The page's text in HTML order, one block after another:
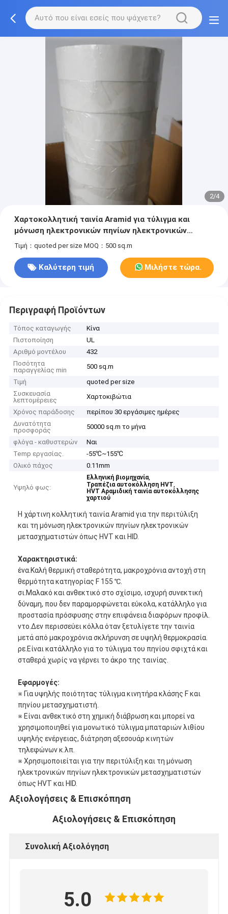
2/4
Χαρτοκολλητική ταινία Aramid για τύλιγμα και
μόνωση ηλεκτρονικών πηνίων ηλεκτρονικών
μετασχηματιστών όπως HVT και HID
Τιμή：quoted per size MOQ：500 sq.m
Καλύτερη τιμή Μιλήστε τώρα.
Περιγραφή Προϊόντων
Τόπος καταγωγής
Κίνα
Πιστοποίηση
UL
Αριθμό μοντέλου
432
Ποσότητα
παραγγελίας min
500 sq.m
Τιμή
quoted per size
Συσκευασία
λεπτομέρειες
Χαρτοκιβώτια
Χρόνος παράδοσης
περίπου 30 εργάσιμες ημέρες
Δυνατότητα
προσφοράς
50000 sq.m το μήνα
φλόγα - καθυστερών
Ναι
Temp εργασίας.
-55℃~155℃
Ολικό πάχος
0.11mm
Υψηλό φως:
Ελληνική βιομηχανία,
Τραπέζια αυτοκόλληση HVT,
HVT Αραμιδική ταινία αυτοκόλλησης
χαρτιού
Η χάρτινη κολλητική ταινία Aramid για την περιτύλιξη
και τη μόνωση ηλεκτρονικών πηνίων ηλεκτρονικών
μετασχηματιστών όπως HVT και HID.
Χαρακτηριστικά:
ένα.Καλή θερμική σταθερότητα, μακροχρόνια αντοχή στη
θερμότητα κατηγορίας F 155 ℃.
σι.Μαλακό και ανθεκτικό στο σχίσιμο, ισχυρή συνεκτική
δύναμη, που δεν παραμορφώνεται εύκολα, κατάλληλο για
προστασία πρόσφυσης στην επιφάνεια διαφόρων προφίλ.
ντο.Δεν περισσεύει κόλλα όταν ξετυλίγετε την ταινία
μετά από μακροχρόνια σκλήρυνση σε υψηλή θερμοκρασία.
ρε.Είναι κατάλληλο για το τύλιγμα του πηνίου σφιχτά και
σταθερά χωρίς να γέρνει το άκρο της ταινίας.
Εφαρμογές:
※ Για υψηλής ποιότητας τύλιγμα κινητήρα κλάσης F και
πηνίου μετασχηματιστή.
※ Είναι ανθεκτικό στη χημική διάβρωση και μπορεί να
χρησιμοποιηθεί για μονωτικό τύλιγμα μπαταριών λιθίου
υψηλής ενέργειας, διάτρηση αξεσουάρ κινητών
τηλεφώνων κ.λπ.
※ Χρησιμοποιείται για την περιτύλιξη και τη μόνωση
ηλεκτρονικών πηνίων ηλεκτρονικών μετασχηματιστών
όπως HVT και HID.
Αξιολογήσεις & Επισκόπηση
Αξιολογήσεις & Επισκόπηση
Συνολική Αξιολόγηση
5.0